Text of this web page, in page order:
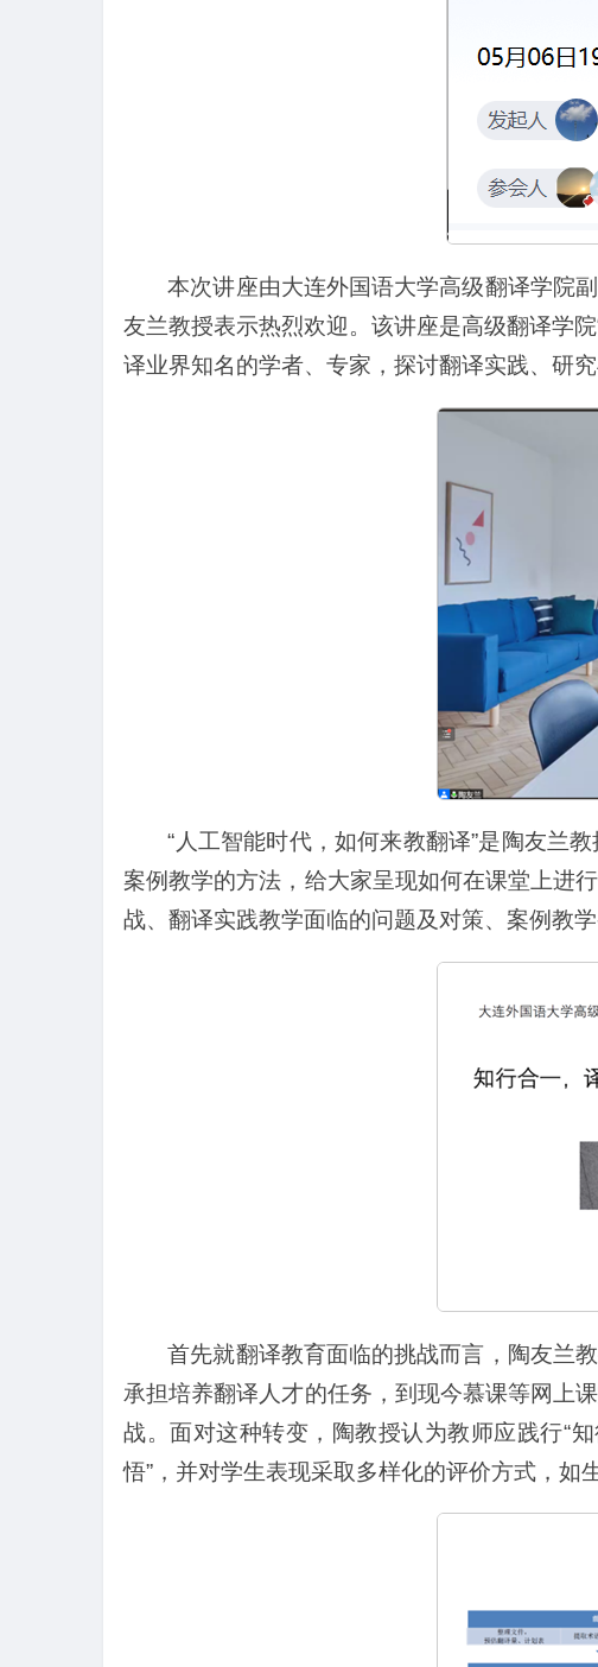
本次讲座由大连外国语大学高级翻译学院
友兰教授表示热烈欢迎。该讲座是高级翻译学
译业界知名的学者、专家，探讨翻译实践、研
“人工智能时代，如何来教翻译”是陶友兰
案例教学的方法，给大家呈现如何在课堂上进
战、翻译实践教学面临的问题及对策、案例教
首先就翻译教育面临的挑战而言，陶友兰
承担培养翻译人才的任务，到现今慕课等网上
战。面对这种转变，陶教授认为教师应践行“
悟”，并对学生表现采取多样化的评价方式，如